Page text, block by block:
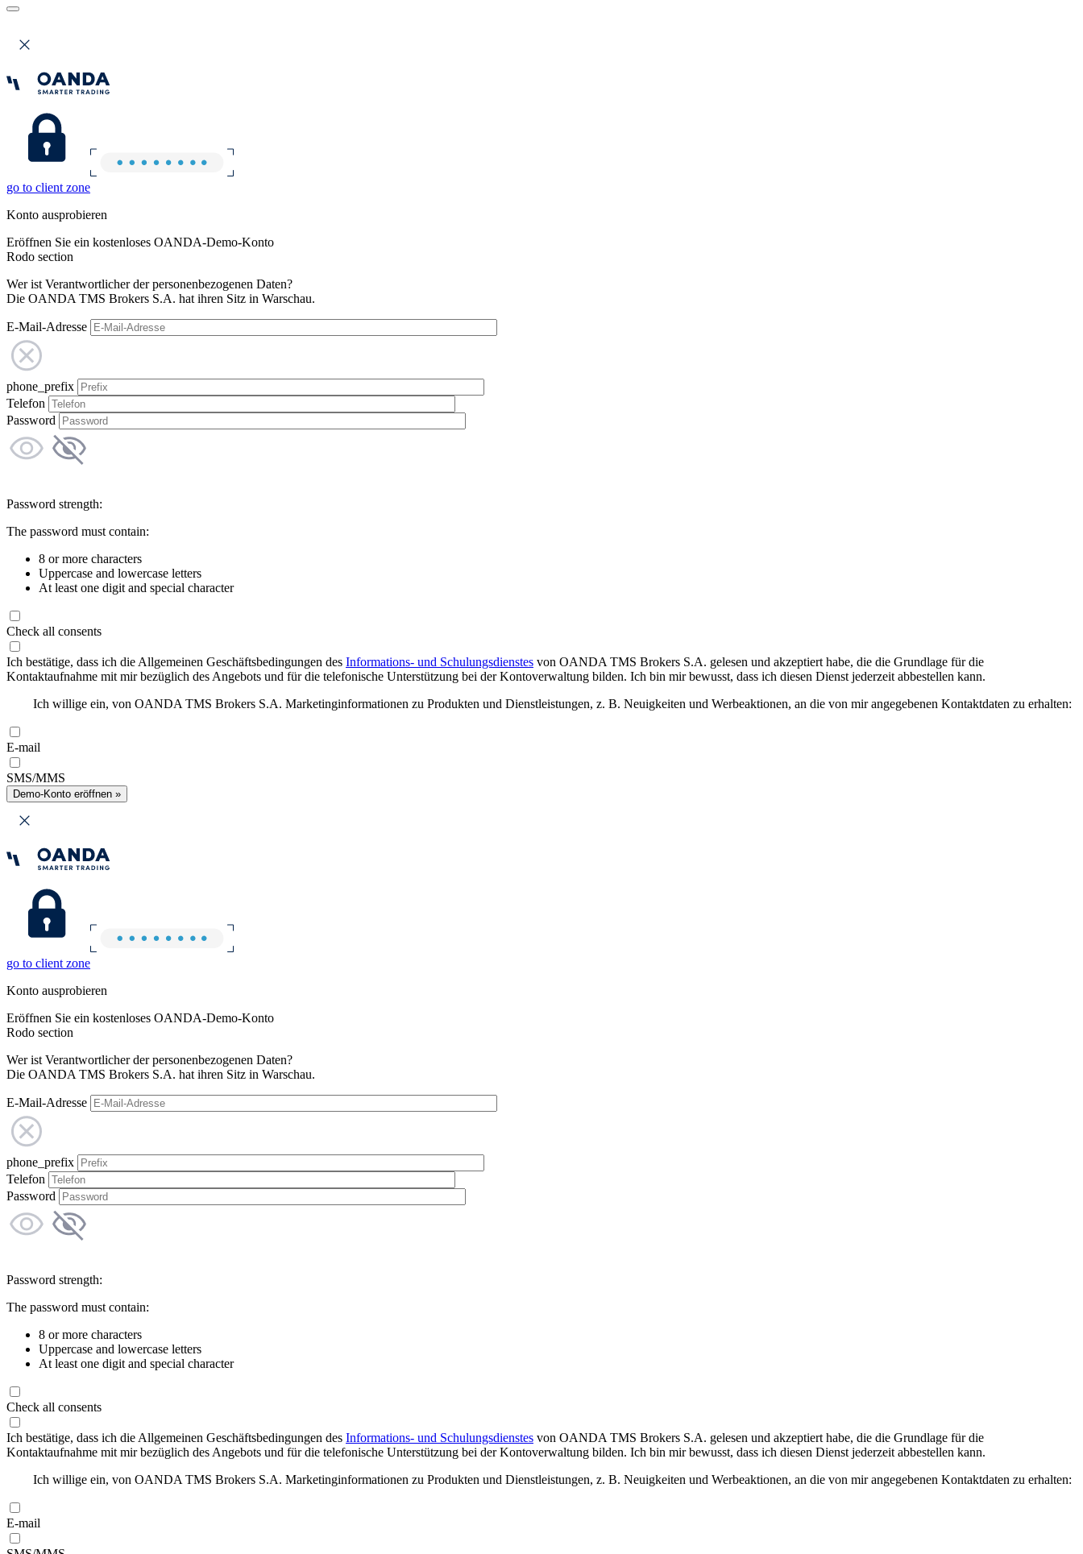
go to client zone
Konto ausprobieren
Eröffnen Sie ein kostenloses OANDA-Demo-Konto
Rodo section
Wer ist Verantwortlicher der personenbezogenen Daten?
Die OANDA TMS Brokers S.A. hat ihren Sitz in Warschau.
E-Mail-Adresse
phone_prefix
Telefon
Password
Password strength:
The password must contain:
8 or more characters
Uppercase and lowercase letters
At least one digit and special character
Check all consents
Ich bestätige, dass ich die Allgemeinen Geschäftsbedingungen des Informations- und Schulungsdienstes von OANDA TMS Brokers S.A. gelesen und akzeptiert habe, die die Grundlage für die
Kontaktaufnahme mit mir bezüglich des Angebots und für die telefonische Unterstützung bei der Kontoverwaltung bilden. Ich bin mir bewusst, dass ich diesen Dienst jederzeit abbestellen kann.
Ich willige ein, von OANDA TMS Brokers S.A. Marketinginformationen zu Produkten und Dienstleistungen, z. B. Neuigkeiten und Werbeaktionen, an die von mir angegebenen Kontaktdaten zu erhalten:
E-mail
SMS/MMS
Demo-Konto eröffnen »
go to client zone
Konto ausprobieren
Eröffnen Sie ein kostenloses OANDA-Demo-Konto
Rodo section
Wer ist Verantwortlicher der personenbezogenen Daten?
Die OANDA TMS Brokers S.A. hat ihren Sitz in Warschau.
E-Mail-Adresse
phone_prefix
Telefon
Password
Password strength:
The password must contain:
8 or more characters
Uppercase and lowercase letters
At least one digit and special character
Check all consents
Ich bestätige, dass ich die Allgemeinen Geschäftsbedingungen des Informations- und Schulungsdienstes von OANDA TMS Brokers S.A. gelesen und akzeptiert habe, die die Grundlage für die
Kontaktaufnahme mit mir bezüglich des Angebots und für die telefonische Unterstützung bei der Kontoverwaltung bilden. Ich bin mir bewusst, dass ich diesen Dienst jederzeit abbestellen kann.
Ich willige ein, von OANDA TMS Brokers S.A. Marketinginformationen zu Produkten und Dienstleistungen, z. B. Neuigkeiten und Werbeaktionen, an die von mir angegebenen Kontaktdaten zu erhalten:
E-mail